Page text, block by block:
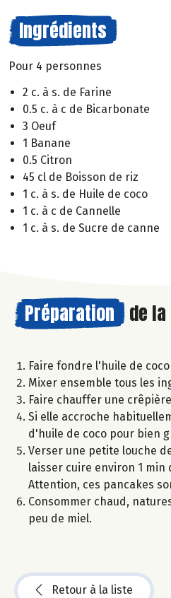
Ingrédients
Pour 4 personnes
2 c. à s. de Farine
0.5 c. à c de Bicarbonate
3 Oeuf
1 Banane
0.5 Citron
45 cl de Boisson de riz
1 c. à s. de Huile de coco
1 c. à c de Cannelle
1 c. à s. de Sucre de canne
Préparation de la
Faire fondre l'huile de
Mixer ensemble tous les
Faire chauffer une
Si elle accroche
d'huile de coco pour bien
Verser une petite louche
laisser cuire environ 1 min
Attention, ces pancakes
Consommer chaud,
peu de miel.
Retour à la liste